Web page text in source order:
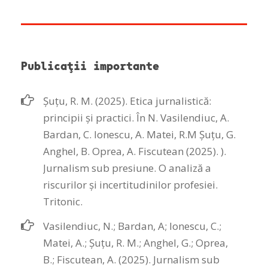
Publicaţii importante
Șuțu, R. M. (2025). Etica jurnalistică:
principii și practici. În N. Vasilendiuc, A.
Bardan, C. Ionescu, A. Matei, R.M Șuțu, G.
Anghel, B. Oprea, A. Fiscutean (2025). ).
Jurnalism sub presiune. O analiză a
riscurilor și incertitudinilor profesiei.
Tritonic.
Vasilendiuc, N.; Bardan, A; Ionescu, C.;
Matei, A.; Șuțu, R. M.; Anghel, G.; Oprea,
B.; Fiscutean, A. (2025). Jurnalism sub